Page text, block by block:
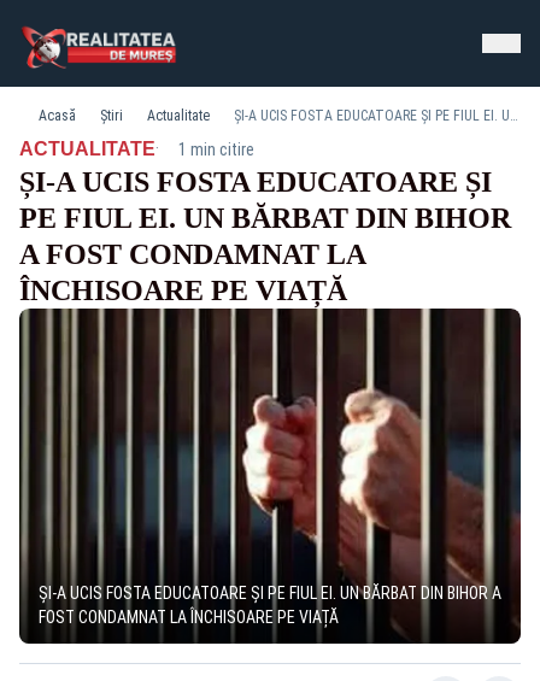
Acasă Știri Actualitate ȘI-A UCIS FOSTA EDUCATOARE ȘI PE FIUL EI. UN BĂRBAT DIN BIHOR A FOST CONDAMNAT LA ÎNCHISOARE PE VIAȚĂ
ACTUALITATE· 1 min citire
ȘI-A UCIS FOSTA EDUCATOARE ȘI
PE FIUL EI. UN BĂRBAT DIN BIHOR
A FOST CONDAMNAT LA
ÎNCHISOARE PE VIAȚĂ
ȘI-A UCIS FOSTA EDUCATOARE ȘI PE FIUL EI. UN BĂRBAT DIN BIHOR A
FOST CONDAMNAT LA ÎNCHISOARE PE VIAȚĂ